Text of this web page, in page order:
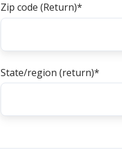
Zip code (Return)*
State/region (return)*